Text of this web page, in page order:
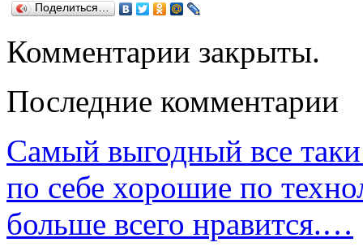
Поделиться…
Комментарии закрыты.
Последние комментарии
Самый выгодный все таки
по себе хорошие по
больше всего нравится.…